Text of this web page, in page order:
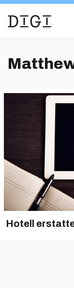
Hotell